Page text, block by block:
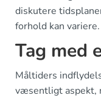
diskutere
forhold kan variere.
Tag med
Måltiders
væsentligt aspekt,